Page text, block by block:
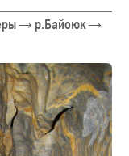
→ р.Байоюк →